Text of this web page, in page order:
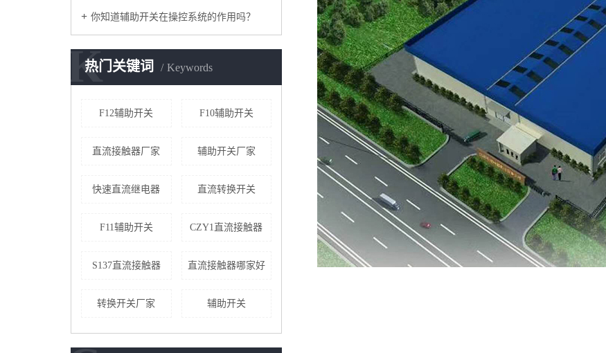
你知道辅助开关在操控系统的作用吗？
热门关键词 Keywords
K
F12辅助开关 F10辅助开关
直流接触器厂家 辅助开关厂家
快速直流继电器 直流转换开关
F11辅助开关 CZY1直流接触器
S137直流接触器 直流接触器哪家好
转换开关厂家 辅助开关